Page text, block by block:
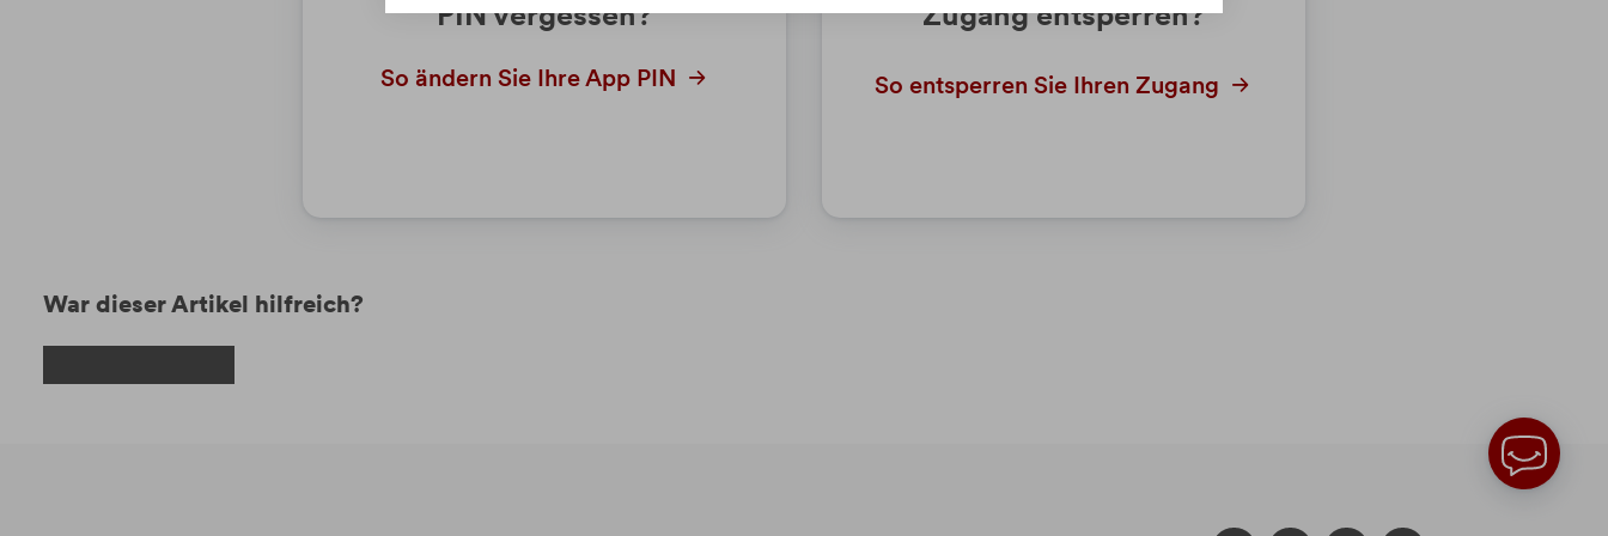
PIN vergessen?
So ändern Sie Ihre App PIN
Zugang entsperren?
So entsperren Sie Ihren Zugang
War dieser Artikel hilfreich?